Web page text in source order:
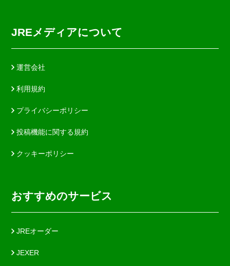
JREメディアについて
運営会社
利用規約
プライバシーポリシー
投稿機能に関する規約
クッキーポリシー
おすすめのサービス
JREオーダー
JEXER